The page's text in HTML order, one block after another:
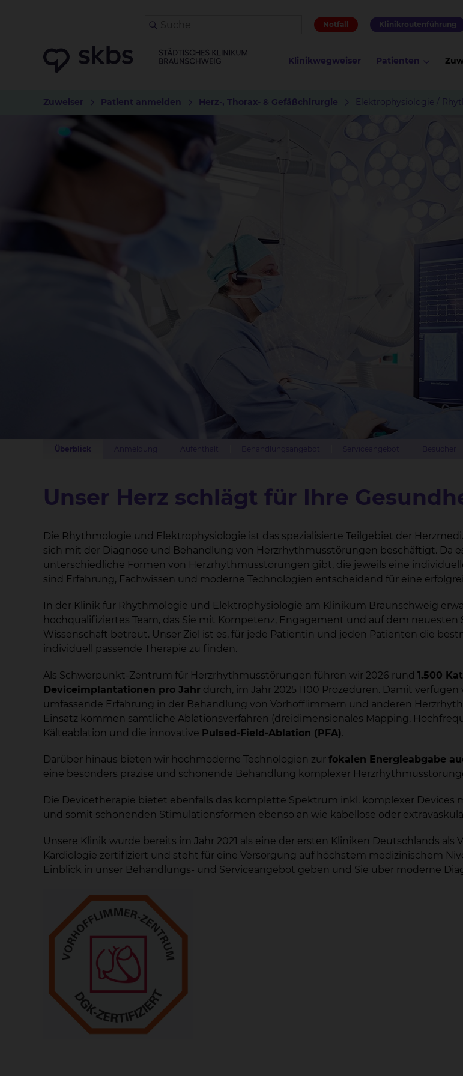
Notfall Klinikroutenführung
Klinikwegweiser Patienten
Zuweiser Patient anmelden Herz-, Thorax- & Gefäßchirurgie Elektrophysiologie /
Überblick
Unser Herz schlägt für Ihre
Die Rhythmologie und Elektrophysiologie ist das spezialisierte Teilgebiet der
sich mit der Diagnose und Behandlung von Herzrhythmusstörungen beschäftigt. Da
unterschiedliche Formen von Herzrhythmusstörungen gibt, die jeweils eine
sind Erfahrung, Fachwissen und moderne Technologien entscheidend für eine
In der Klinik für Rhythmologie und Elektrophysiologie am Klinikum Braunschweig
hochqualifiziertes Team, das Sie mit Kompetenz, Engagement und auf dem neuesten
Wissenschaft betreut. Unser Ziel ist es, für jede Patientin und jeden Patienten die
individuell passende Therapie zu finden.
Als Schwerpunkt-Zentrum für Herzrhythmusstörungen führen wir 2026 rund 1.500
Deviceimplantationen pro Jahr durch, im Jahr 2025 1100 Prozeduren. Damit
umfassende Erfahrung in der Behandlung von Vorhofflimmern und anderen
Einsatz kommen sämtliche Ablationsverfahren (dreidimensionales Mapping,
Kälteablation und die innovative Pulsed-Field-Ablation (PFA).
Darüber hinaus bieten wir hochmoderne Technologien zur fokalen Energieabgabe
eine besonders präzise und schonende Behandlung komplexer
Die Devicetherapie bietet ebenfalls das komplette Spektrum inkl. komplexer Devices
und somit schonenden Stimulationsformen ebenso an wie kabellose oder
Unsere Klinik wurde bereits im Jahr 2021 als eine der ersten Kliniken Deutschlands
Kardiologie zertifiziert und steht für eine Versorgung auf höchstem medizinischem
Einblick in unser Behandlungs- und Serviceangebot geben und Sie über moderne